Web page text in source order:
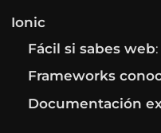
Ionic
Fácil si sabes web
Frameworks
Documentación